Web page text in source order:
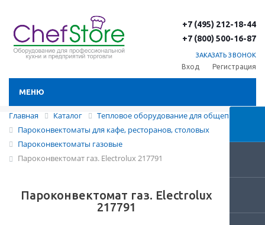
+7 (495) 212-18-44
+7 (800) 500-16-87
ЗАКАЗАТЬ ЗВОНОК
Вход Регистрация
МЕНЮ
Главная Каталог
Тепловое оборудование для общепита
Пароконвектоматы для кафе, ресторанов, столовых
Пароконвектоматы газовые
Пароконвектомат газ. Electrolux 217791
Пароконвектомат газ. Electrolux
217791